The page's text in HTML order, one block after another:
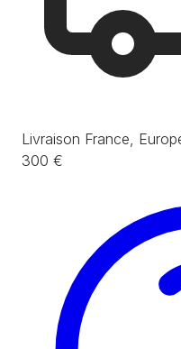
Livraison France,
300 €